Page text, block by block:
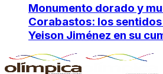
Monumento dorado y
Corabastos: los
Yeison Jiménez en su